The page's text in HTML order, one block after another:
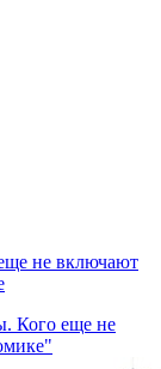
не включают
Кого еще не